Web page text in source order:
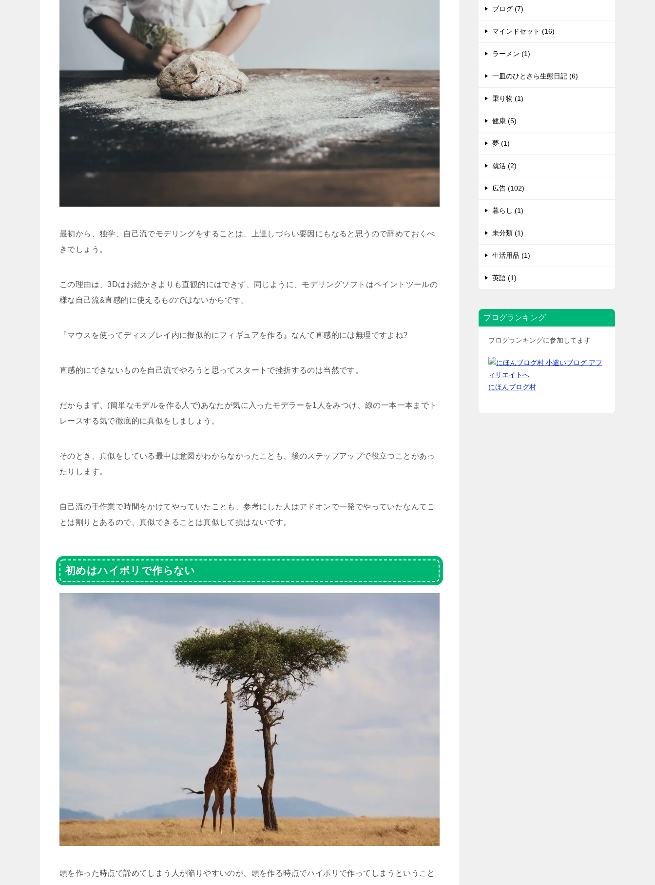
最初から、独学、自己流でモデリングをすることは、 上達しづらい要因 にもなると思うので辞めておくべ
きでしょう。
この理由は、3Dはお絵かきよりも直観的にはできず、同じように、 モデリングソフトはペイントツールの
様な自己流&直感的に使えるものではないからです。
『マウスを使ってディスプレイ内に擬似的にフィギュアを作る』なんて直感的には無理ですよね?
直感的にできないものを自己流でやろうと思ってスタートで挫折するのは当然です。
だからまず、(簡単なモデルを作る人で)あなたが気に入ったモデラー を1人をみつけ、線の一本一本までト
レースする気で徹底的に真似をしましょう。
そのとき、真似をしている最中は意図がわからなかったことも、後のステップアップで役立つことがあっ
たりします。
自己流の手作業で時間をかけてやっていたことも、参考にした人はアドオンで一発でやっていたなんてこ
とは割りとあるので、真似できることは真似して損はないです。
初めはハイポリで作らない
頭を作った時点で諦めてしまう人が陥りやすいのが、頭を作る時点でハイポリで作ってしまうということ
ブログ (7)
マインドセット (16)
ラーメン (1)
一皿のひとさら生態日記 (6)
乗り物 (1)
健康 (5)
夢 (1)
就活 (2)
広告 (102)
暮らし (1)
未分類 (1)
生活用品 (1)
英語 (1)
ブログランキング
ブログランキングに参加してます
にほんブログ村